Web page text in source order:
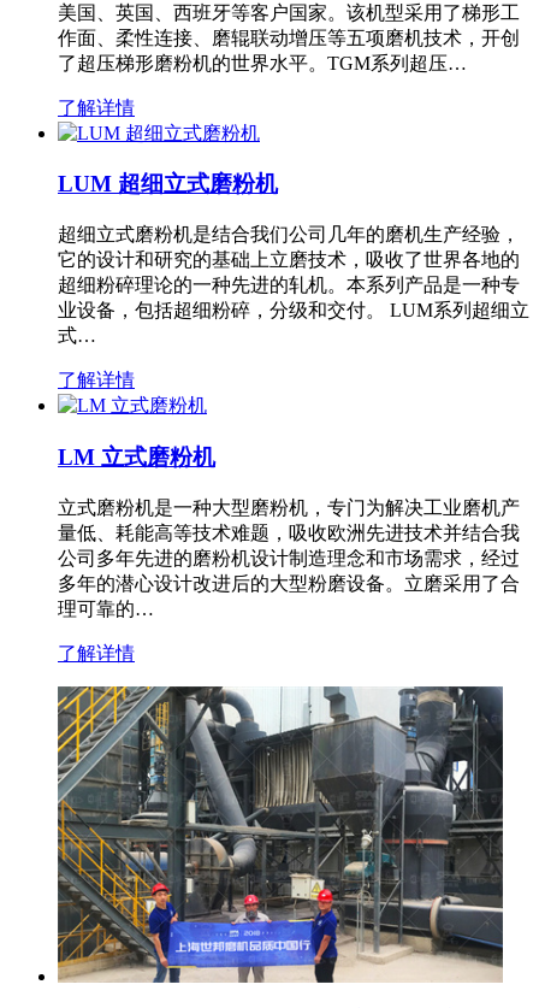
美国、英国、西班牙等客户国家。该机型采用了梯形工
作面、柔性连接、磨辊联动增压等五项磨机技术，开创
了超压梯形磨粉机的世界水平。TGM系列超压…
了解详情
LUM 超细立式磨粉机
超细立式磨粉机是结合我们公司几年的磨机生产经验，
它的设计和研究的基础上立磨技术，吸收了世界各地的
超细粉碎理论的一种先进的轧机。本系列产品是一种专
业设备，包括超细粉碎，分级和交付。 LUM系列超细立
式…
了解详情
LM 立式磨粉机
立式磨粉机是一种大型磨粉机，专门为解决工业磨机产
量低、耗能高等技术难题，吸收欧洲先进技术并结合我
公司多年先进的磨粉机设计制造理念和市场需求，经过
多年的潜心设计改进后的大型粉磨设备。立磨采用了合
理可靠的…
了解详情